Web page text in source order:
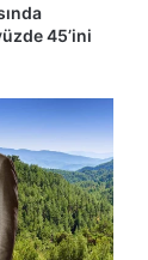
45’ini